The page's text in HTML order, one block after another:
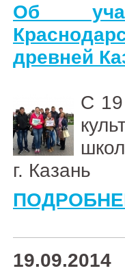
Об
древней
С 19
г. Казань
19.09.2014